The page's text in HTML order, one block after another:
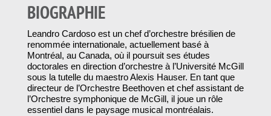
BIOGRAPHIE
Leandro Cardoso est un chef d’orchestre brésilien de
renommée internationale, actuellement basé à
Montréal, au Canada, où il poursuit ses études
doctorales en direction d’orchestre à l’Université McGill
sous la tutelle du maestro Alexis Hauser. En tant que
directeur de l’Orchestre Beethoven et chef assistant de
l’Orchestre symphonique de McGill, il joue un rôle
essentiel dans le paysage musical montréalais.​